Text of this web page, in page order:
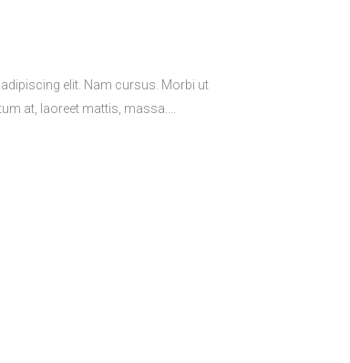
elit. Nam cursus. Morbi ut
at, laoreet mattis, massa....